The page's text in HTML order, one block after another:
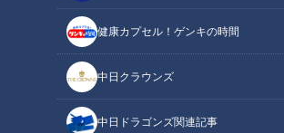
健康カプセル！ゲンキの時間
中日クラウンズ
中日ドラゴンズ関連記事
ぐらいの楽な気持ちでいこう」
2026/06/02 17:50